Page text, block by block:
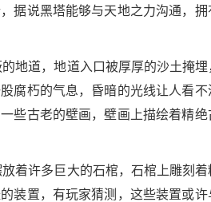
据说黑塔能够与天地之力沟通，
地道，地道入口被厚厚的沙土掩埋
腐朽的气息，昏暗的光线让人看
些古老的壁画，壁画上描绘着精
着许多巨大的石棺，石棺上雕刻
装置，有玩家猜测，这些装置或